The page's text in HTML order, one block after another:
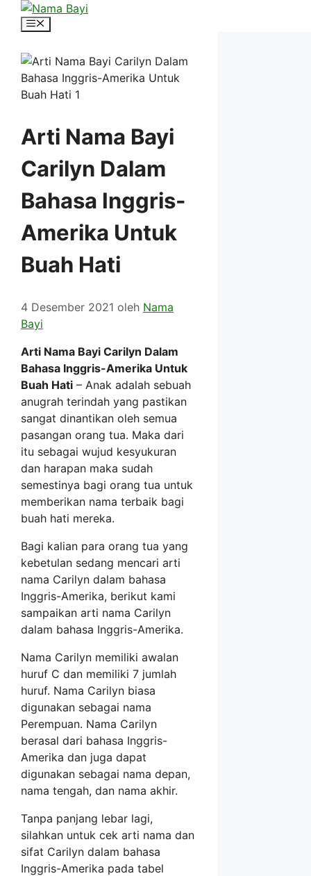
Langsung
Menu
Arti Nama Bayi
Carilyn Dalam
Bahasa Inggris-
Amerika Untuk
Buah Hati
4 Desember 2021 oleh Nama
Bayi
Arti Nama Bayi Carilyn Dalam
Bahasa Inggris-Amerika Untuk
Buah Hati – Anak adalah sebuah
anugrah terindah yang pastikan
sangat dinantikan oleh semua
pasangan orang tua. Maka dari
itu sebagai wujud kesyukuran
dan harapan maka sudah
semestinya bagi orang tua untuk
memberikan nama terbaik bagi
buah hati mereka.
Bagi kalian para orang tua yang
kebetulan sedang mencari arti
nama Carilyn dalam bahasa
Inggris-Amerika, berikut kami
sampaikan arti nama Carilyn
dalam bahasa Inggris-Amerika.
Nama Carilyn memiliki awalan
huruf C dan memiliki 7 jumlah
huruf. Nama Carilyn biasa
digunakan sebagai nama
Perempuan. Nama Carilyn
berasal dari bahasa Inggris-
Amerika dan juga dapat
digunakan sebagai nama depan,
nama tengah, dan nama akhir.
Tanpa panjang lebar lagi,
silahkan untuk cek arti nama dan
sifat Carilyn dalam bahasa
Inggris-Amerika pada tabel